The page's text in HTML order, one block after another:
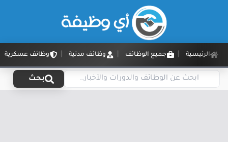
الرئيسية جميع الوظائف وظائف مدنية وظائف عسكرية
بحث